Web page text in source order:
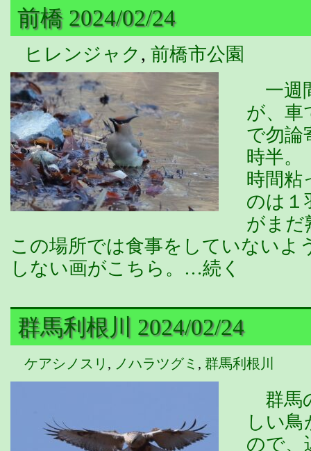
前橋 2024/02/24
ヒレンジャク , 前橋市公園
一週
が、車
で勿
時半
時間粘
のは１
がまだ
この場所では食事をしていない
しない画がこちら。…続く
群馬利根川 2024/02/24
ケアシノスリ , ノハラツグミ , 群馬利根川
群馬
しい
ので、